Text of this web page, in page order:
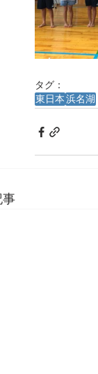
タグ：
東日本浜名湖
事